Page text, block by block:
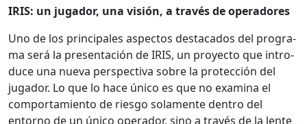
IRIS: un jugador, una visión, a través de oper­adores
Uno de los prin­ci­pales aspec­tos desta­ca­dos del pro­gra­
ma será la pre­sentación de IRIS, un proyec­to que intro­
duce una nue­va per­spec­ti­va sobre la pro­tec­ción del
jugador. Lo que lo hace úni­co es que no exam­i­na el
com­por­tamien­to de ries­go sola­mente den­tro del
entorno de un úni­co oper­ador, sino a través de la lente